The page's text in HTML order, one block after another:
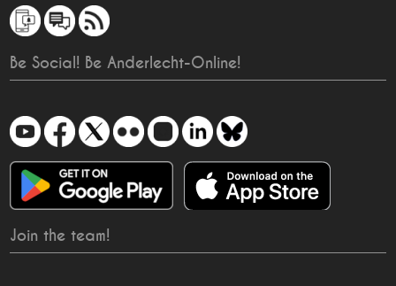
Be Social! Be Anderlecht-Online!
Join the team!